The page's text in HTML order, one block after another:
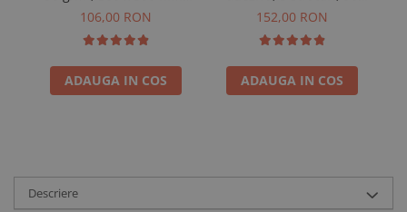
100 buc
106,00 RON
ADAUGA IN COS
g/m², 300 x 400 + 50 mm,
152,00 RON
ADAUGA IN COS
Descriere